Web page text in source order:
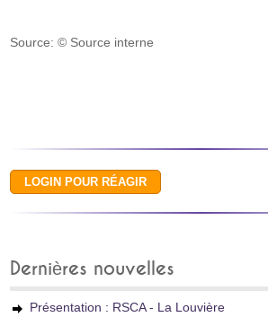
Source: © Source interne
Dernières nouvelles
Présentation : RSCA - La Louvière